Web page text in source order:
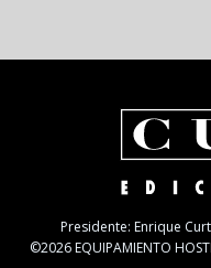
Presidente: Enrique
©2026 EQUIPAMIENTO